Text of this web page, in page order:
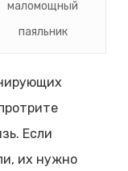
маломощный
паяльник
Если
их нужно